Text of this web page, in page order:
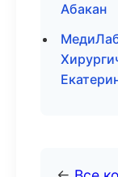
Абакан